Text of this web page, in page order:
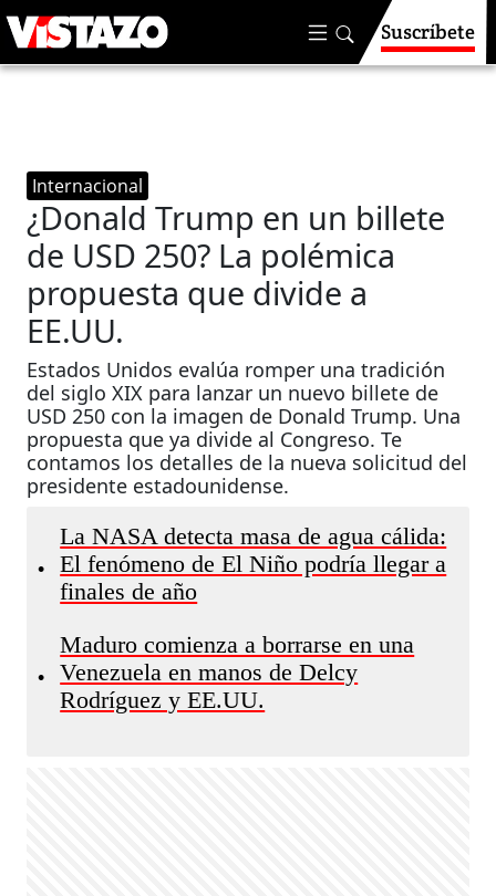
Suscríbete
Internacional
¿Donald Trump en un billete
de USD 250? La polémica
propuesta que divide a
EE.UU.
Estados Unidos evalúa romper una tradición
del siglo XIX para lanzar un nuevo billete de
USD 250 con la imagen de Donald Trump. Una
propuesta que ya divide al Congreso. Te
contamos los detalles de la nueva solicitud del
presidente estadounidense.
•
La NASA detecta masa de agua cálida:
El fenómeno de El Niño podría llegar a
finales de año
•
Maduro comienza a borrarse en una
Venezuela en manos de Delcy
Rodríguez y EE.UU.